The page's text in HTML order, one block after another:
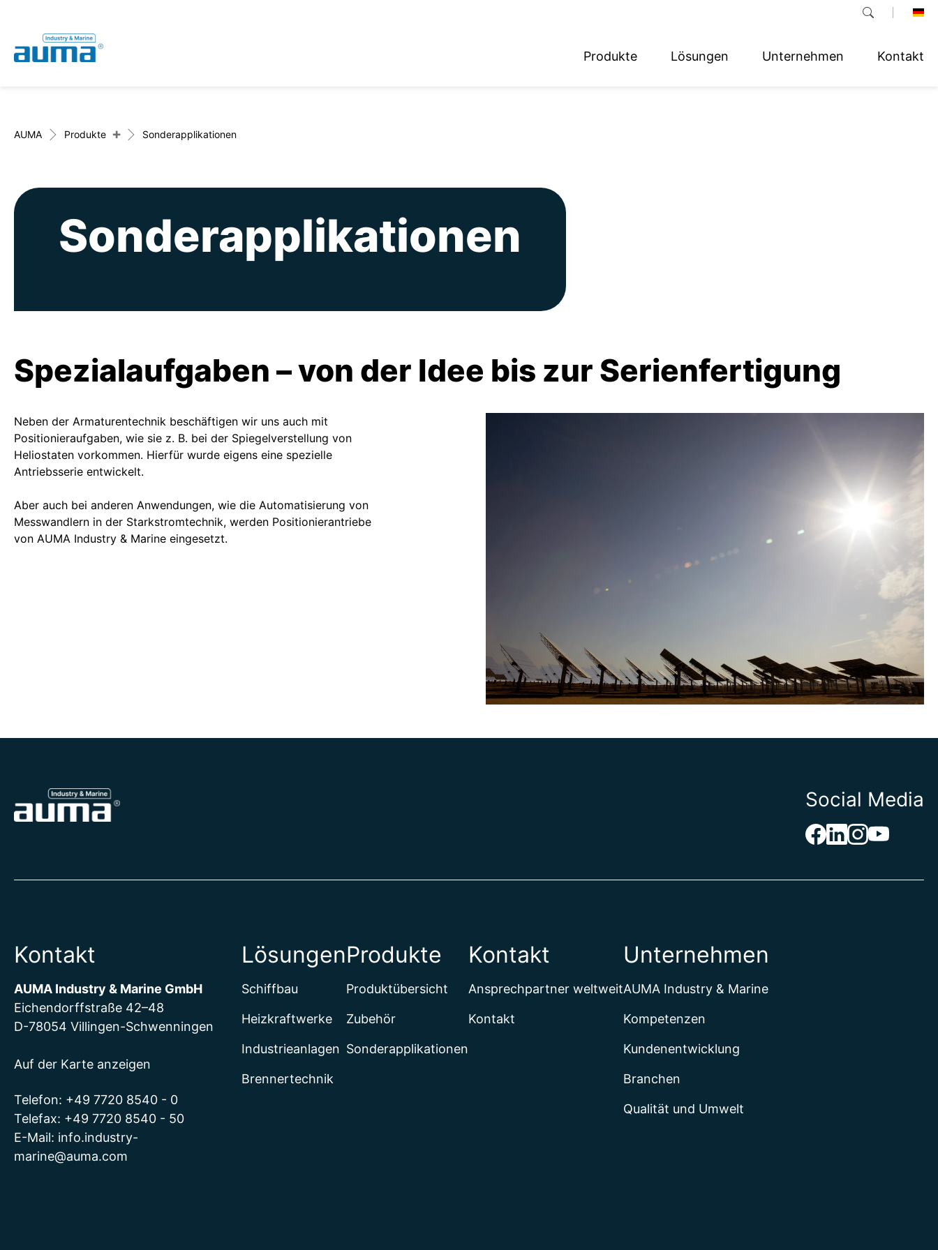
Produkte Lösungen Unternehmen Kontakt
AUMA Produkte + Sonderapplikationen
Sonderapplikationen
Spezialaufgaben – von der Idee bis zur Serienfertigung
Neben der Armaturentechnik beschäftigen wir uns auch mit
Positionieraufgaben, wie sie z. B. bei der Spiegelverstellung von
Heliostaten vorkommen. Hierfür wurde eigens eine spezielle
Antriebsserie entwickelt.
Aber auch bei anderen Anwendungen, wie die Automatisierung von
Messwandlern in der Starkstromtechnik, werden Positionierantriebe
von AUMA Industry & Marine eingesetzt.
Social Media
Kontakt
AUMA Industry & Marine GmbH
Eichendorffstraße 42–48
D-78054 Villingen-Schwenningen
Auf der Karte anzeigen
Telefon: +49 7720 8540 - 0
Telefax: +49 7720 8540 - 50
E-Mail: info.industry-
marine@auma.com
Lösungen
Schiffbau
Heizkraftwerke
Industrieanlagen
Brennertechnik
Produkte
Produktübersicht
Zubehör
Sonderapplikationen
Kontakt
Ansprechpartner weltweit
Kontakt
Unternehmen
AUMA Industry & Marine
Kompetenzen
Kundenentwicklung
Branchen
Qualität und Umwelt